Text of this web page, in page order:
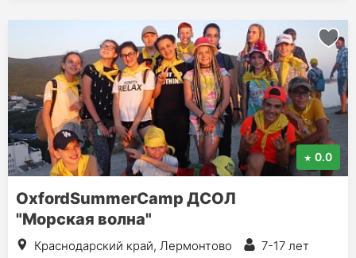
0.0
OxfordSummerCamp ДСОЛ
"Морская волна"
Краснодарский край, Лермонтово
7-17 лет